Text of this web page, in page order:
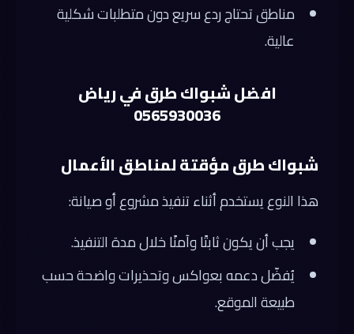
مناطق تحتاج ردع سريع دون متطلبات شكلية
عالية.
افضل شبواك طرق في رياض
0565930036
شبواك طرق مؤقتة لمناطق الأعمال
هذا النوع يستخدم أثناء تنفيذ مشروع أو صيانة:
يجب أن يكون ثابتًا وآمنًا خلال مدة التنفيذ.
يُفضّل دعمه بعواكس وتحذيرات واضحة حسب
طبيعة الموقع.